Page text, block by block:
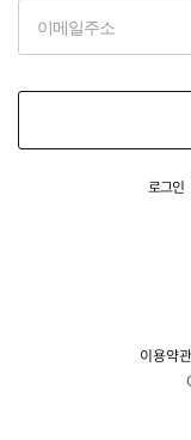
로그인
이용약관